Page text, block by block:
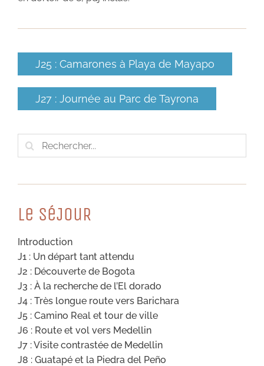
J25 : Camarones à Playa de Mayapo
J27 : Journée au Parc de Tayrona
Rechercher:
Le SéJouR
Introduction
J1 : Un départ tant attendu
J2 : Découverte de Bogota
J3 : À la recherche de l’El dorado
J4 : Très longue route vers Barichara
J5 : Camino Real et tour de ville
J6 : Route et vol vers Medellin
J7 : Visite contrastée de Medellin
J8 : Guatapé et la Piedra del Peño